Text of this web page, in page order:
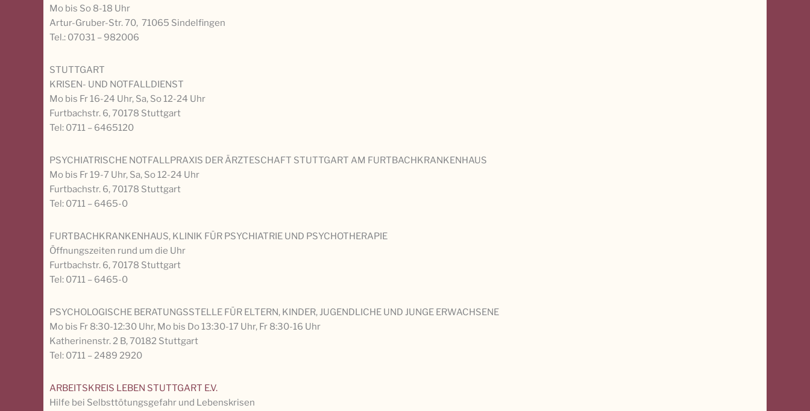
Mo bis So 8-18 Uhr
Artur-Gruber-Str. 70, 71065 Sindelfingen
Tel.: 07031 – 982006
STUTTGART
KRISEN- UND NOTFALLDIENST
Mo bis Fr 16-24 Uhr, Sa, So 12-24 Uhr
Furtbachstr. 6, 70178 Stuttgart
Tel: 0711 – 6465120
PSYCHIATRISCHE NOTFALLPRAXIS DER ÄRZTESCHAFT STUTTGART AM FURTBACHKRANKENHAUS
Mo bis Fr 19-7 Uhr, Sa, So 12-24 Uhr
Furtbachstr. 6, 70178 Stuttgart
Tel: 0711 – 6465-0
FURTBACHKRANKENHAUS, KLINIK FÜR PSYCHIATRIE UND PSYCHOTHERAPIE
Öffnungszeiten rund um die Uhr
Furtbachstr. 6, 70178 Stuttgart
Tel: 0711 – 6465-0
PSYCHOLOGISCHE BERATUNGSSTELLE FÜR ELTERN, KINDER, JUGENDLICHE UND JUNGE ERWACHSENE
Mo bis Fr 8:30-12:30 Uhr, Mo bis Do 13:30-17 Uhr, Fr 8:30-16 Uhr
Katherinenstr. 2 B, 70182 Stuttgart
Tel: 0711 – 2489 2920
ARBEITSKREIS LEBEN STUTTGART E.V.
Hilfe bei Selbsttötungsgefahr und Lebenskrisen